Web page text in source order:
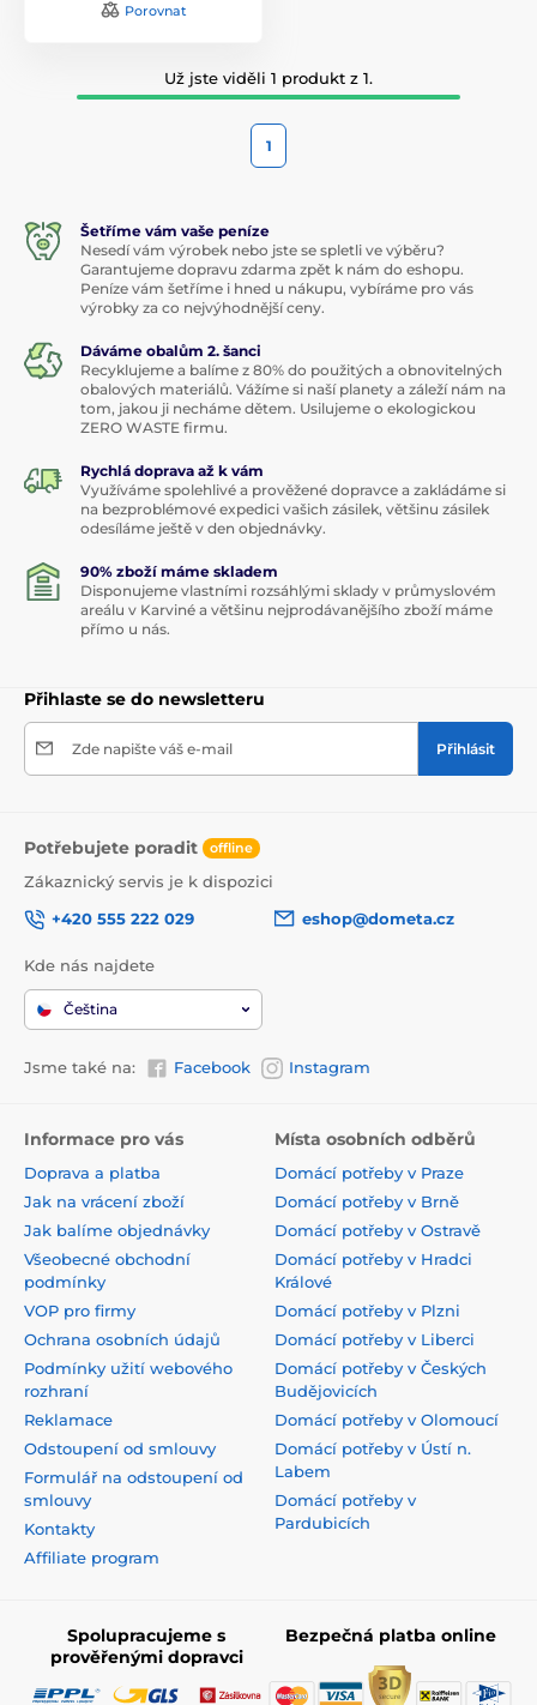
Porovnat
Už jste viděli 1 produkt z 1.
1
Šetříme vám vaše peníze
Nesedí vám výrobek nebo jste se spletli ve výběru?
Garantujeme dopravu zdarma zpět k nám do eshopu.
Peníze vám šetříme i hned u nákupu, vybíráme pro vás
výrobky za co nejvýhodnější ceny.
Dáváme obalům 2. šanci
Recyklujeme a balíme z 80% do použitých a obnovitelných
obalových materiálů. Vážíme si naší planety a záleží nám na
tom, jakou ji necháme dětem. Usilujeme o ekologickou
ZERO WASTE firmu.
Rychlá doprava až k vám
Využíváme spolehlivé a prověžené dopravce a zakládáme si
na bezproblémové expedici vašich zásilek, většinu zásilek
odesíláme ještě v den objednávky.
90% zboží máme skladem
Disponujeme vlastními rozsáhlými sklady v průmyslovém
areálu v Karviné a většinu nejprodávanějšího zboží máme
přímo u nás.
Přihlaste se do newsletteru
Zde napište váš e-mail Přihlásit
Potřebujete poradit offline
Zákaznický servis je k dispozici
+420 555 222 029
eshop@dometa.cz
Kde nás najdete
Čeština
Jsme také na: Facebook Instagram
Informace pro vás
Doprava a platba
Jak na vrácení zboží
Jak balíme objednávky
Všeobecné obchodní
podmínky
VOP pro firmy
Ochrana osobních údajů
Podmínky užití webového
rozhraní
Reklamace
Odstoupení od smlouvy
Formulář na odstoupení od
smlouvy
Kontakty
Affiliate program
Místa osobních odběrů
Domácí potřeby v Praze
Domácí potřeby v Brně
Domácí potřeby v Ostravě
Domácí potřeby v Hradci
Králové
Domácí potřeby v Plzni
Domácí potřeby v Liberci
Domácí potřeby v Českých
Budějovicích
Domácí potřeby v Olomoucí
Domácí potřeby v Ústí n.
Labem
Domácí potřeby v
Pardubicích
Spolupracujeme s
prověřenými dopravci
Bezpečná platba online